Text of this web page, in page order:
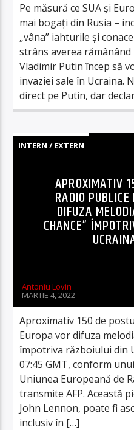
Pe măsură ce SUA și
mai bogați din Rusia –
„vâna” iahturile și
strâns averea
Vladimir Putin încep să
invaziei sale în Ucraina.
direct pe Putin, dar
INTERN / EXTERN
APROXIMATIV
RADIO
DIFUZA
CHANCE”
Antoniu Lovin
MARTIE 4, 2022
Aproximativ 150 de
Europa vor difuza
împotriva războiului din
07:45 GMT, conform
Uniunea Europeană de
transmite AFP. Această
John Lennon, poate fi
inclusiv în […]